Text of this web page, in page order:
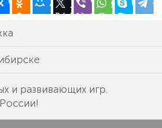
и развивающих игр.